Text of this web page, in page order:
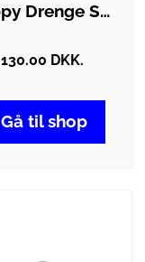
Guppy Drenge Sweatshirt - Black -…
130.00 DKK.
Gå til shop